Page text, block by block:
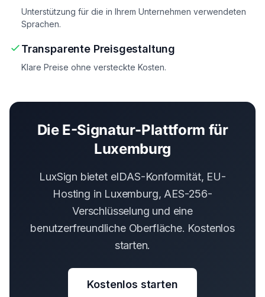
Unterstützung für die in Ihrem Unternehmen verwendeten
Sprachen.
Transparente Preisgestaltung
Klare Preise ohne versteckte Kosten.
Die E-Signatur-Plattform für
Luxemburg
LuxSign bietet eIDAS-Konformität, EU-
Hosting in Luxemburg, AES-256-
Verschlüsselung und eine
benutzerfreundliche Oberfläche. Kostenlos
starten.
Kostenlos starten